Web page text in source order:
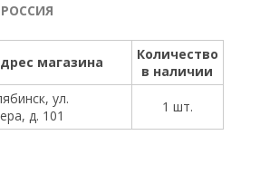
РОССИЯ
магазина
Количество
в наличии
ул.
д. 101
1 шт.